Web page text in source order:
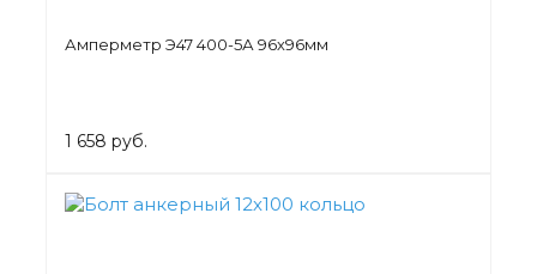
Амперметр Э47 400-5А 96х96мм
1 658 руб.